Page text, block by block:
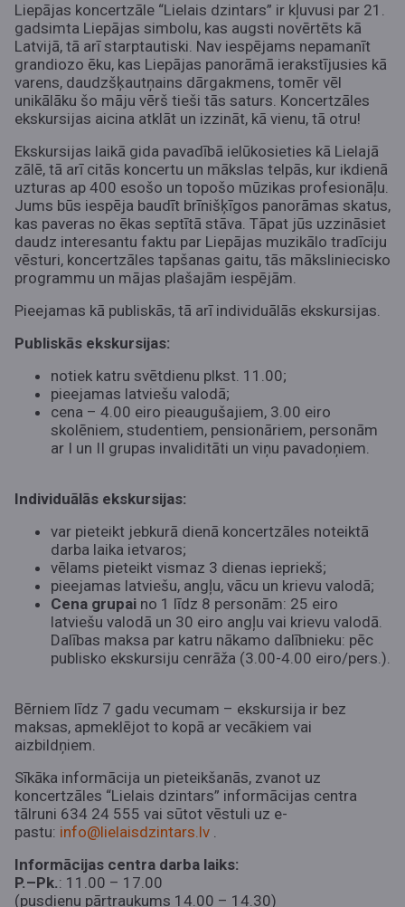
Liepājas koncertzāle “Lielais dzintars” ir kļuvusi par 21.
gadsimta Liepājas simbolu, kas augsti novērtēts kā
Latvijā, tā arī starptautiski. Nav iespējams nepamanīt
grandiozo ēku, kas Liepājas panorāmā ierakstījusies kā
varens, daudzšķautņains dārgakmens, tomēr vēl
unikālāku šo māju vērš tieši tās saturs. Koncertzāles
ekskursijas aicina atklāt un izzināt, kā vienu, tā otru!
Ekskursijas laikā gida pavadībā ielūkosieties kā Lielajā
zālē, tā arī citās koncertu un mākslas telpās, kur ikdienā
uzturas ap 400 esošo un topošo mūzikas profesionāļu.
Jums būs iespēja baudīt brīnišķīgos panorāmas skatus,
kas paveras no ēkas septītā stāva. Tāpat jūs uzzināsiet
daudz interesantu faktu par Liepājas muzikālo tradīciju
vēsturi, koncertzāles tapšanas gaitu, tās māksliniecisko
programmu un mājas plašajām iespējām.
Pieejamas kā publiskās, tā arī individuālās ekskursijas.
Publiskās ekskursijas:
notiek katru svētdienu plkst. 11.00;
pieejamas latviešu valodā;
cena – 4.00 eiro pieaugušajiem, 3.00 eiro
skolēniem, studentiem, pensionāriem, personām
ar I un II grupas invaliditāti un viņu pavadoņiem.
Individuālās ekskursijas:
var pieteikt jebkurā dienā koncertzāles noteiktā
darba laika ietvaros;
vēlams pieteikt vismaz 3 dienas iepriekš;
pieejamas latviešu, angļu, vācu un krievu valodā;
Cena grupai no 1 līdz 8 personām: 25 eiro
latviešu valodā un 30 eiro angļu vai krievu valodā.
Dalības maksa par katru nākamo dalībnieku: pēc
publisko ekskursiju cenrāža (3.00-4.00 eiro/pers.).
Bērniem līdz 7 gadu vecumam – ekskursija ir bez
maksas, apmeklējot to kopā ar vecākiem vai
aizbildņiem.
Sīkāka informācija un pieteikšanās, zvanot uz
koncertzāles “Lielais dzintars” informācijas centra
tālruni 634 24 555 vai sūtot vēstuli uz e-
pastu: info@lielaisdzintars.lv .
Informācijas centra darba laiks:
P.–Pk.: 11.00 – 17.00
(pusdienu pārtraukums 14.00 – 14.30)